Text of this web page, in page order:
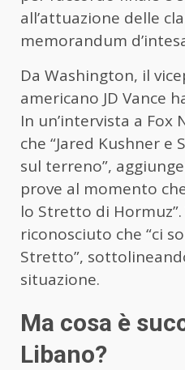
all’attuazione delle
memorandum
Da Washington, il
americano JD Vance
In un’intervista a Fox
che “Jared Kushner e
sul terreno”,
prove al momento
lo Stretto di
riconosciuto che “ci
Stretto”,
situazione.
Ma cosa è
Libano?